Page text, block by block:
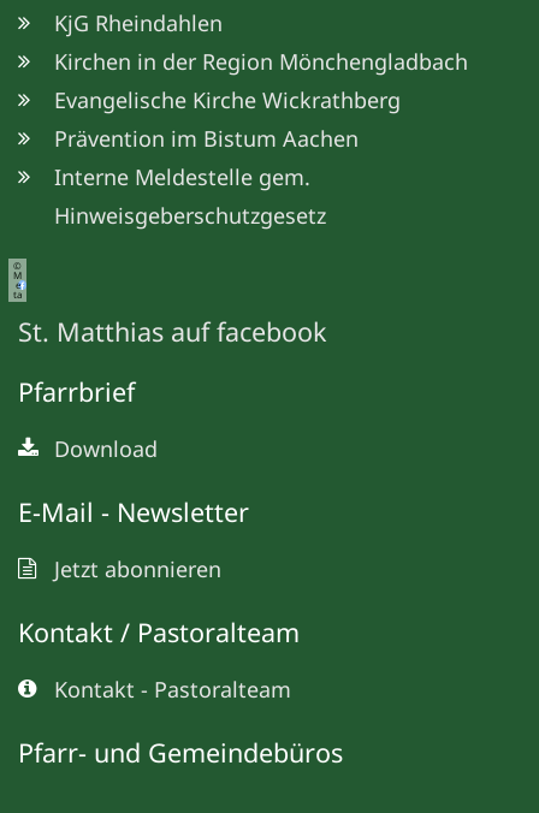
KjG Rheindahlen
Kirchen in der Region Mönchengladbach
Evangelische Kirche Wickrathberg
Prävention im Bistum Aachen
Interne Meldestelle gem.
Hinweisgeberschutzgesetz
©
M
e
ta
St. Matthias auf facebook
Pfarrbrief
Download
E-Mail - Newsletter
Jetzt abonnieren
Kontakt / Pastoralteam
Kontakt - Pastoralteam
Pfarr- und Gemeindebüros